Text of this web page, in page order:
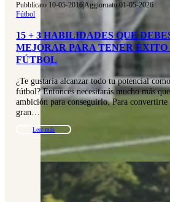
Pubblicato 10-05-2016|Aggiornato 01-05-2026
Fútbol
15 + 3 HABILIDADES QUE
MEJORAR PARA TENER ÉXITO
FÚTBOL
¿Te gustaría alcanzar todo tu potencial
fútbol? Entonces necesitarás mucho más
ambición para conseguirlo. Para convertirte
gran…
Leer más